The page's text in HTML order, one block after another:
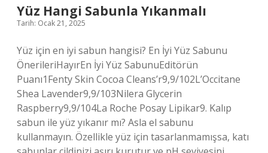
Yüz Hangi Sabunla Yıkanmalı
Tarih: Ocak 21, 2025
Yüz için en iyi sabun hangisi? En İyi Yüz Sabunu
ÖnerileriHayırEn İyi Yüz SabunuEditörün
Puanı1Fenty Skin Cocoa Cleans’r9,9/102L’Occitane
Shea Lavender9,9/103Nilera Glycerin
Raspberry9,9/104La Roche Posay Lipikar9. Kalıp
sabun ile yüz yıkanır mı? Asla el sabunu
kullanmayın. Özellikle yüz için tasarlanmamışsa, katı